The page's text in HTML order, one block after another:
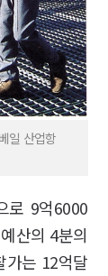
일 산업항
로 9억6000
산의 4분의
가는 12억달